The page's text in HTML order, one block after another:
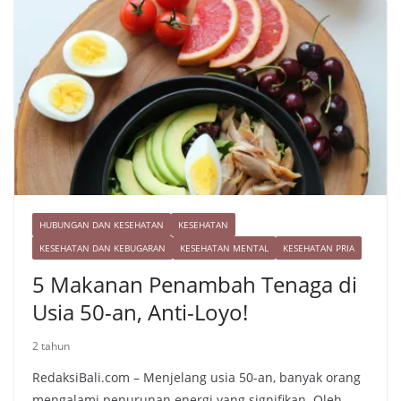
n
k
e
HUBUNGAN DAN KESEHATAN
KESEHATAN
KESEHATAN DAN KEBUGARAN
KESEHATAN MENTAL KESEHATAN PRIA
5 Makanan Penambah Tenaga di
Usia 50-an, Anti-Loyo!
2 tahun
RedaksiBali.com – Menjelang usia 50-an, banyak orang